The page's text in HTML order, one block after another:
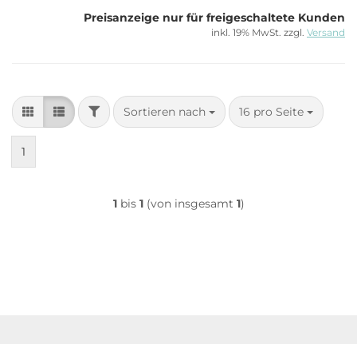
Preisanzeige nur für freigeschaltete Kunden
inkl. 19% MwSt. zzgl. Versand
FILTERSortieren nach
Sortieren nach 16 pro Seite
pro Seite
1
1bis 1(von insgesamt 1)